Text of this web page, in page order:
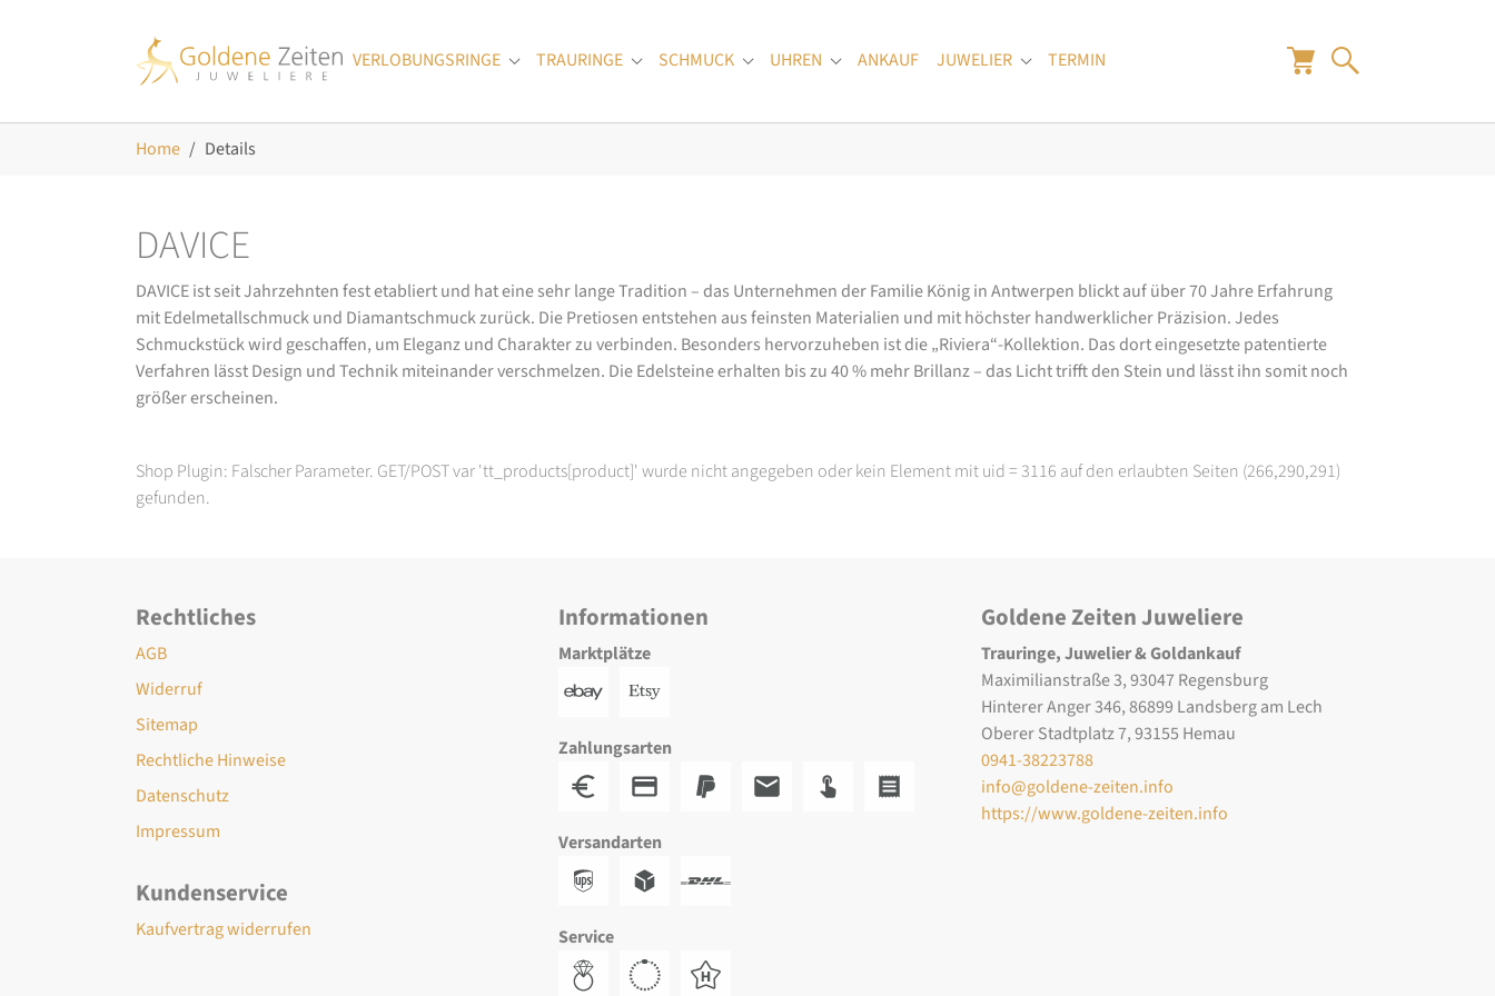
VERLOBUNGSRINGE
Submenu for "Verlobungsringe"
TRAURINGE Submenu for "Trauringe"
SCHMUCK Submenu for "Schmuck"
UHREN Submenu for "Uhren"
ANKAUF JUWELIER Submenu for "Juwelier"
TERMIN
Home Details
DAVICE
DAVICE ist seit Jahrzehnten fest etabliert und hat eine sehr lange Tradition – das Unternehmen der Familie König in Antwerpen blickt auf über 70 Jahre Erfahrung
mit Edelmetallschmuck und Diamantschmuck zurück. Die Pretiosen entstehen aus feinsten Materialien und mit höchster handwerklicher Präzision. Jedes
Schmuckstück wird geschaffen, um Eleganz und Charakter zu verbinden. Besonders hervorzuheben ist die „Riviera“-Kollektion. Das dort eingesetzte patentierte
Verfahren lässt Design und Technik miteinander verschmelzen. Die Edelsteine erhalten bis zu 40 % mehr Brillanz – das Licht trifft den Stein und lässt ihn somit noch
größer erscheinen.
Shop Plugin: Falscher Parameter. GET/POST var 'tt_products[product]' wurde nicht angegeben oder kein Element mit uid = 3116 auf den erlaubten Seiten (266,290,291)
gefunden.
Rechtliches
AGB
Widerruf
Sitemap
Rechtliche Hinweise
Datenschutz
Impressum
Kundenservice
Kaufvertrag widerrufen
Informationen
Marktplätze
Zahlungsarten
Versandarten
Service
Goldene Zeiten Juweliere
Trauringe, Juwelier & Goldankauf
Maximilianstraße 3, 93047 Regensburg
Hinterer Anger 346, 86899 Landsberg am Lech
Oberer Stadtplatz 7, 93155 Hemau
0941-38223788
info@goldene-zeiten.info
https://www.goldene-zeiten.info